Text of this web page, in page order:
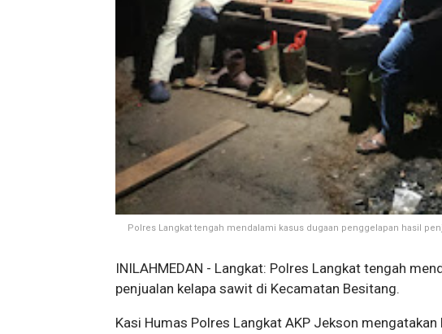
Polres Langkat tengah mendalami kasus dugaan penggelapan hasil
INILAHMEDAN - Langkat: Polres Langkat tengah
penjualan kelapa sawit di Kecamatan Besitang.
Kasi Humas Polres Langkat AKP Jekson